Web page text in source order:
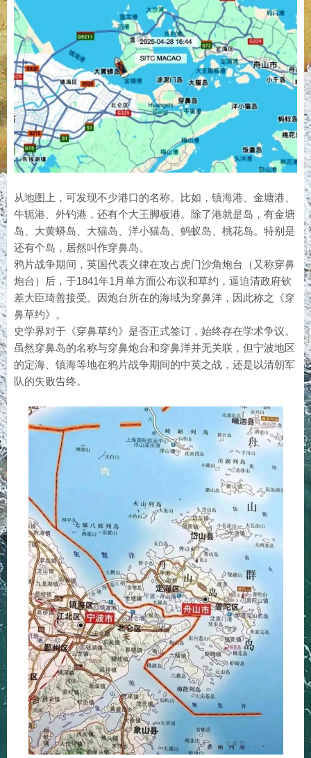
从地图上，可发现不少港口的名称。比如，镇海港、金塘港、
牛轭港、外钓港，还有个大王脚板港。除了港就是岛，有金塘
岛、大黄蟒岛、大猫岛、洋小猫岛、蚂蚁岛、桃花岛。特别是
还有个岛，居然叫作穿鼻岛。
鸦片战争期间，英国代表义律在攻占虎门沙角炮台（又称穿鼻
炮台）后，于1841年1月单方面公布议和草约，逼迫清政府钦
差大臣琦善接受。因炮台所在的海域为穿鼻洋，因此称之《穿
鼻草约》。
史学界对于《穿鼻草约》是否正式签订，始终存在学术争议。
虽然穿鼻岛的名称与穿鼻炮台和穿鼻洋并无关联，但宁波地区
的定海、镇海等地在鸦片战争期间的中英之战，还是以清朝军
队的失败告终。